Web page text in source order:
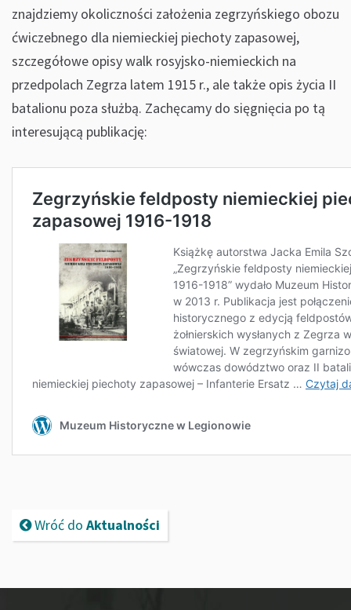
znajdziemy okoliczności założenia zegrzyńskiego obozu
ćwiczebnego dla niemieckiej piechoty zapasowej,
szczegółowe opisy walk rosyjsko-niemieckich na
przedpolach Zegrza latem 1915 r., ale także opis życia II
batalionu poza służbą. Zachęcamy do sięgnięcia po tą
interesującą publikację:
Wróć do Aktualności